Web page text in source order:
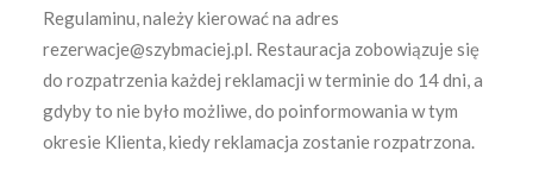
Regulaminu, należy kierować na adres
rezerwacje@szybmaciej.pl. Restauracja zobowiązuje się
do rozpatrzenia każdej reklamacji w terminie do 14 dni, a
gdyby to nie było możliwe, do poinformowania w tym
okresie Klienta, kiedy reklamacja zostanie rozpatrzona.